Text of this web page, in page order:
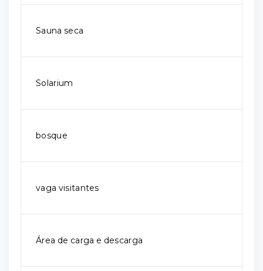
Sauna seca
Solarium
bosque
vaga visitantes
Área de carga e descarga